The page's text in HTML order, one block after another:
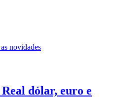
novidades
dólar, euro e